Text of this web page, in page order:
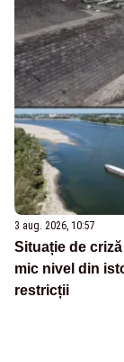
3 aug. 2026, 10:57
Situație de
mic nivel din
restricții